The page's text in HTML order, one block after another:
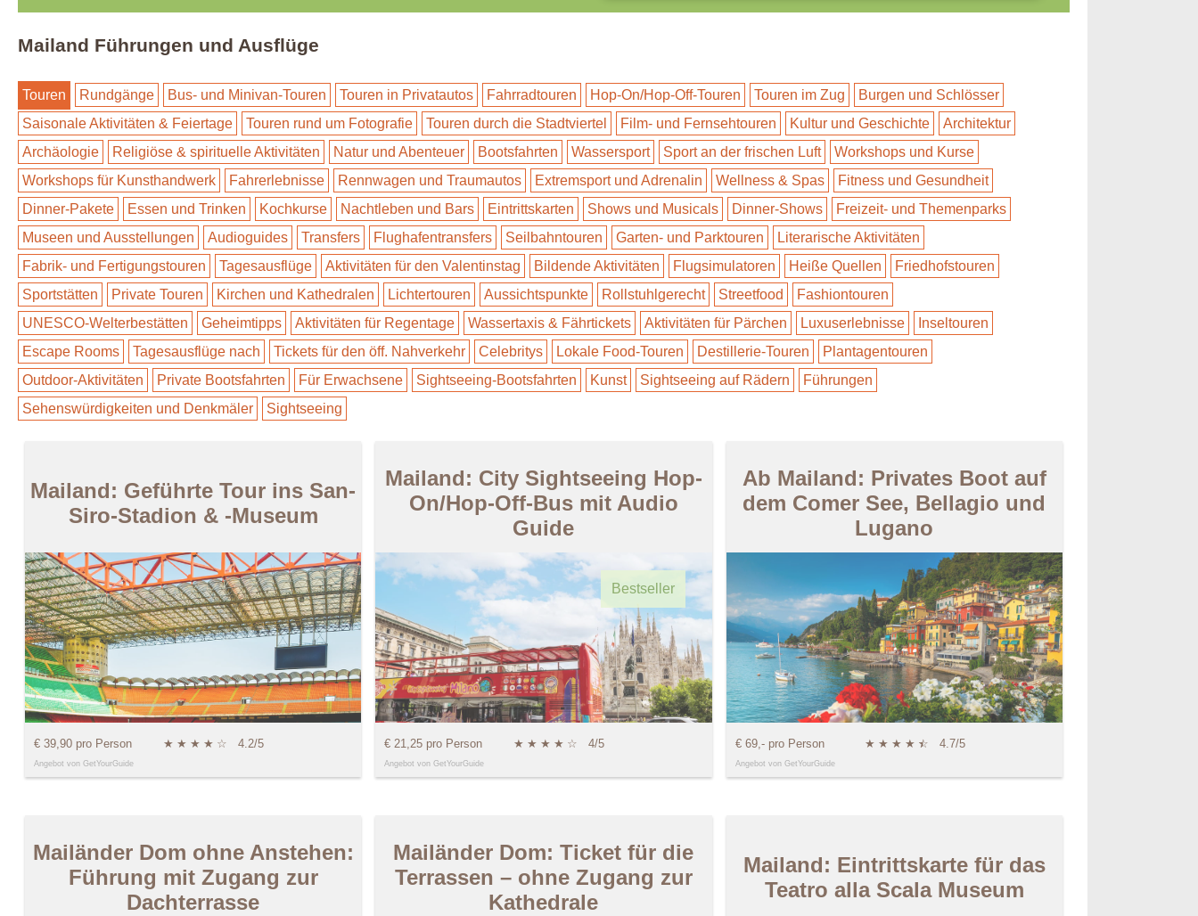
Mailand Führungen und Ausflüge
Touren Rundgänge Bus- und Minivan-Touren Touren in Privatautos Fahrradtouren Hop-On/Hop-Off-Touren Touren im Zug
Burgen und Schlösser
Saisonale Aktivitäten & Feiertage
Touren rund um Fotografie Touren durch die Stadtviertel Film- und Fernsehtouren Kultur und Geschichte
Architektur
Archäologie
Religiöse & spirituelle Aktivitäten Natur und Abenteuer Bootsfahrten Wassersport Sport an der frischen Luft
Workshops und Kurse
Workshops für Kunsthandwerk
Fahrerlebnisse Rennwagen und Traumautos Extremsport und Adrenalin Wellness & Spas
Fitness und Gesundheit
Dinner-Pakete
Essen und Trinken Kochkurse Nachtleben und Bars Eintrittskarten Shows und Musicals Dinner-Shows
Freizeit- und Themenparks
Museen und Ausstellungen
Audioguides Transfers Flughafentransfers Seilbahntouren Garten- und Parktouren
Literarische Aktivitäten
Fabrik- und Fertigungstouren
Tagesausflüge Aktivitäten für den Valentinstag Bildende Aktivitäten Flugsimulatoren Heiße Quellen
Friedhofstouren
Sportstätten
Private Touren Kirchen und Kathedralen Lichtertouren Aussichtspunkte Rollstuhlgerecht Streetfood
Fashiontouren
UNESCO-Welterbestätten
Geheimtipps Aktivitäten für Regentage Wassertaxis & Fährtickets Aktivitäten für Pärchen Luxuserlebnisse
Inseltouren
Escape Rooms
Tagesausflüge nach Tickets für den öff. Nahverkehr Celebritys Lokale Food-Touren Destillerie-Touren
Plantagentouren
Outdoor-Aktivitäten
Private Bootsfahrten Für Erwachsene Sightseeing-Bootsfahrten Kunst Sightseeing auf Rädern
Führungen
Sehenswürdigkeiten und Denkmäler
Sightseeing
Mailand: Geführte Tour ins San-
Siro-Stadion & -Museum
€ 39,90 pro Person ★ ★ ★ ★ ☆ 4.2/5
Angebot von GetYourGuide
Mailand: City Sightseeing Hop-
On/Hop-Off-Bus mit Audio
Guide
Bestseller
€ 21,25 pro Person ★ ★ ★ ★ ☆ 4/5
Angebot von GetYourGuide
Ab Mailand: Privates Boot auf
dem Comer See, Bellagio und
Lugano
€ 69,- pro Person ★ ★ ★ ★ ★
☆ 4.7/5
Angebot von GetYourGuide
Mailänder Dom ohne Anstehen:
Führung mit Zugang zur
Dachterrasse
Mailänder Dom: Ticket für die
Terrassen – ohne Zugang zur
Kathedrale
Mailand: Eintrittskarte für das
Teatro alla Scala Museum